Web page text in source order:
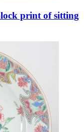
print of sitting